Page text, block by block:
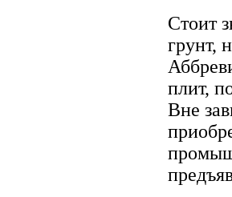
Стоит
грунт,
плит,
Вне